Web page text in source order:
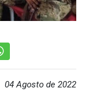
04 Agosto de 2022